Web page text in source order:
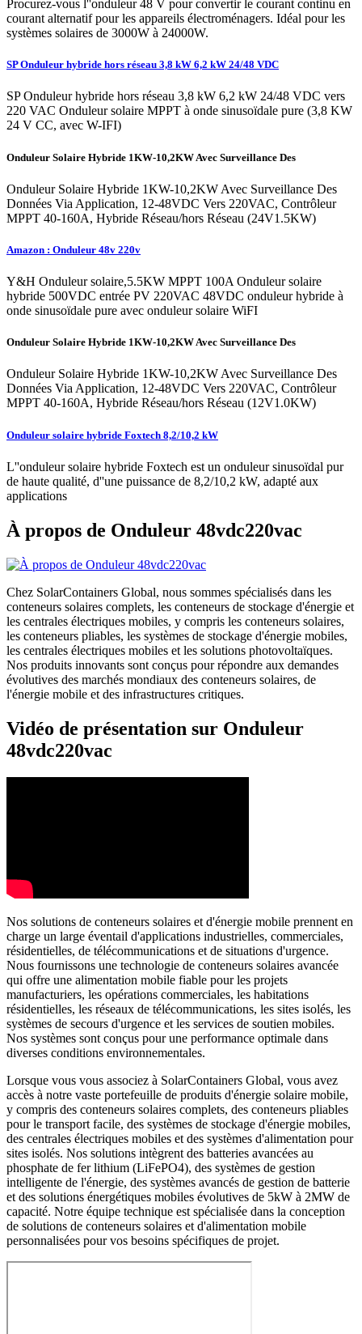
Procurez-vous l''onduleur 48 V pour convertir le courant continu en
courant alternatif pour les appareils électroménagers. Idéal pour les
systèmes solaires de 3000W à 24000W.
SP Onduleur hybride hors réseau 3,8 kW 6,2 kW 24/48 VDC
SP Onduleur hybride hors réseau 3,8 kW 6,2 kW 24/48 VDC vers
220 VAC Onduleur solaire MPPT à onde sinusoïdale pure (3,8 KW
24 V CC, avec W-IFI)
Onduleur Solaire Hybride 1KW-10,2KW Avec Surveillance Des
Onduleur Solaire Hybride 1KW-10,2KW Avec Surveillance Des
Données Via Application, 12-48VDC Vers 220VAC, Contrôleur
MPPT 40-160A, Hybride Réseau/hors Réseau (24V1.5KW)
Amazon : Onduleur 48v 220v
Y&H Onduleur solaire,5.5KW MPPT 100A Onduleur solaire
hybride 500VDC entrée PV 220VAC 48VDC onduleur hybride à
onde sinusoïdale pure avec onduleur solaire WiFI
Onduleur Solaire Hybride 1KW-10,2KW Avec Surveillance Des
Onduleur Solaire Hybride 1KW-10,2KW Avec Surveillance Des
Données Via Application, 12-48VDC Vers 220VAC, Contrôleur
MPPT 40-160A, Hybride Réseau/hors Réseau (12V1.0KW)
Onduleur solaire hybride Foxtech 8,2/10,2 kW
L''onduleur solaire hybride Foxtech est un onduleur sinusoïdal pur
de haute qualité, d''une puissance de 8,2/10,2 kW, adapté aux
applications
À propos de Onduleur 48vdc220vac
Chez SolarContainers Global, nous sommes spécialisés dans les
conteneurs solaires complets, les conteneurs de stockage d'énergie et
les centrales électriques mobiles, y compris les conteneurs solaires,
les conteneurs pliables, les systèmes de stockage d'énergie mobiles,
les centrales électriques mobiles et les solutions photovoltaïques.
Nos produits innovants sont conçus pour répondre aux demandes
évolutives des marchés mondiaux des conteneurs solaires, de
l'énergie mobile et des infrastructures critiques.
Vidéo de présentation sur Onduleur
48vdc220vac
Nos solutions de conteneurs solaires et d'énergie mobile prennent en
charge un large éventail d'applications industrielles, commerciales,
résidentielles, de télécommunications et de situations d'urgence.
Nous fournissons une technologie de conteneurs solaires avancée
qui offre une alimentation mobile fiable pour les projets
manufacturiers, les opérations commerciales, les habitations
résidentielles, les réseaux de télécommunications, les sites isolés, les
systèmes de secours d'urgence et les services de soutien mobiles.
Nos systèmes sont conçus pour une performance optimale dans
diverses conditions environnementales.
Lorsque vous vous associez à SolarContainers Global, vous avez
accès à notre vaste portefeuille de produits d'énergie solaire mobile,
y compris des conteneurs solaires complets, des conteneurs pliables
pour le transport facile, des systèmes de stockage d'énergie mobiles,
des centrales électriques mobiles et des systèmes d'alimentation pour
sites isolés. Nos solutions intègrent des batteries avancées au
phosphate de fer lithium (LiFePO4), des systèmes de gestion
intelligente de l'énergie, des systèmes avancés de gestion de batterie
et des solutions énergétiques mobiles évolutives de 5kW à 2MW de
capacité. Notre équipe technique est spécialisée dans la conception
de solutions de conteneurs solaires et d'alimentation mobile
personnalisées pour vos besoins spécifiques de projet.